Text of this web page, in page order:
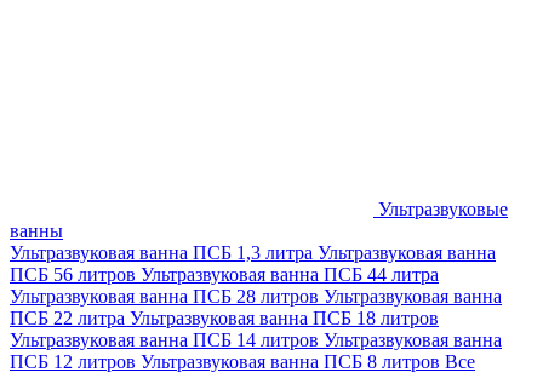
Ультразвуковые
ванны
Ультразвуковая ванна ПСБ 1,3 литра Ультразвуковая ванна
ПСБ 56 литров Ультразвуковая ванна ПСБ 44 литра
Ультразвуковая ванна ПСБ 28 литров Ультразвуковая ванна
ПСБ 22 литра Ультразвуковая ванна ПСБ 18 литров
Ультразвуковая ванна ПСБ 14 литров Ультразвуковая ванна
ПСБ 12 литров Ультразвуковая ванна ПСБ 8 литров Все